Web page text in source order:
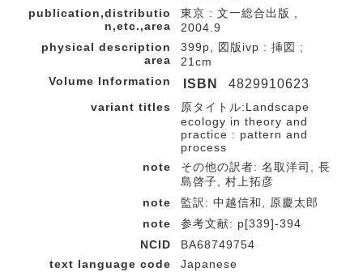
publication,distributio
n,etc.,area
東京 : 文一総合出版 ,
2004.9
physical description
area
399p, 図版ivp : 挿図 ;
21cm
Volume Information
ISBN 4829910623
variant titles
原タイトル:Landscape
ecology in theory and
practice : pattern and
process
note
その他の訳者: 名取洋司, 長
島啓子, 村上拓彦
note
監訳: 中越信和, 原慶太郎
note
参考文献: p[339]-394
NCID
BA68749754
text language code
Japanese